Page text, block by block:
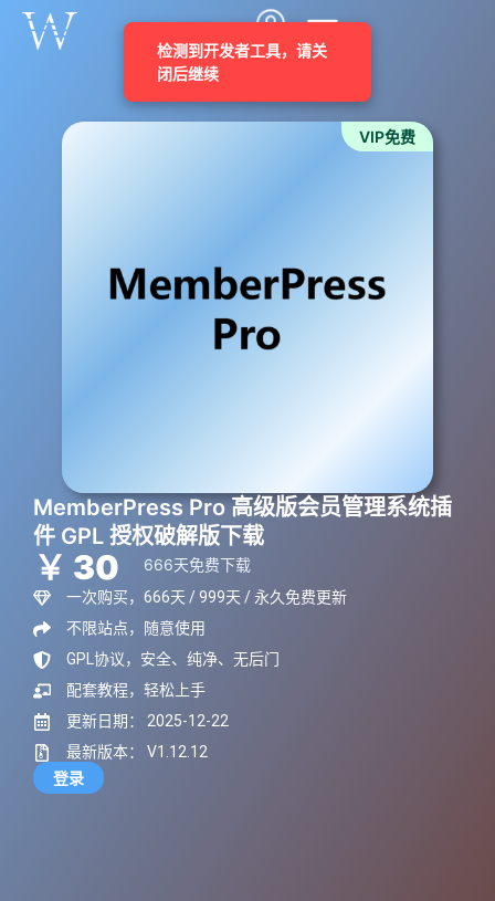
VIP免费
MemberPress Pro 高级版会员管理系统插
件 GPL 授权破解版下载
￥ 30 666天免费下载
一次购买，666天 / 999天 / 永久免费更新
不限站点，随意使用
GPL协议，安全、纯净、无后门
配套教程，轻松上手
更新日期： 2025-12-22
最新版本： V1.12.12
登录